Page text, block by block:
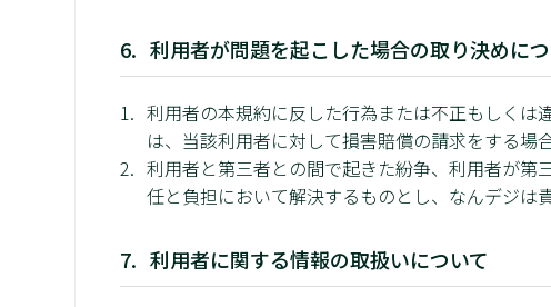
利用者が問題を起こした場合の取り決めに
利用者の本規約に反した行為または不正もしくは
は、当該利用者に対して損害賠償の請求をする場
利用者と第三者との間で起きた紛争、利用者が
任と負担において解決するものとし、なんデジは
利用者に関する情報の取扱いについて